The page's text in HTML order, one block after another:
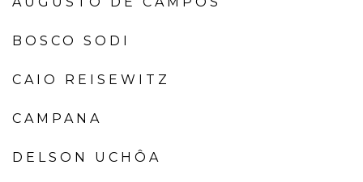
BOSCO SODI
CAIO REISEWITZ
CAMPANA
DELSON UCHÔA